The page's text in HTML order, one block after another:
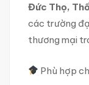
Đức Thọ,
các trường
thương mại
Phù hợp